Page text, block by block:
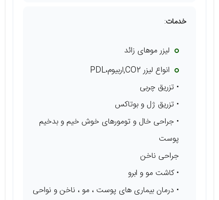
خدمات:
لیزر موهای زائد
انواع لیزر CO2,اربیوم،PDL
• تزریق چربی
• تزریق ژل و بوتاکس
• جراحی خال و تومورهای خوش خیم و بدخیم
پوست
جراحی ناخن
• کاشت مو و ابرو
• درمان بیماری های پوست ، مو ، ناخن و نواحی